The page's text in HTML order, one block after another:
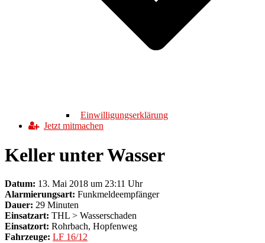
Einwilligungserklärung
Jetzt mitmachen
Keller unter Wasser
Datum: 13. Mai 2018 um 23:11 Uhr
Alarmierungsart: Funkmeldeempfänger
Dauer: 29 Minuten
Einsatzart: THL > Wasserschaden
Einsatzort: Rohrbach, Hopfenweg
Fahrzeuge: LF 16/12